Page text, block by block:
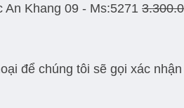
Khang 09 - Ms:5271
để chúng tôi sẽ gọi xác